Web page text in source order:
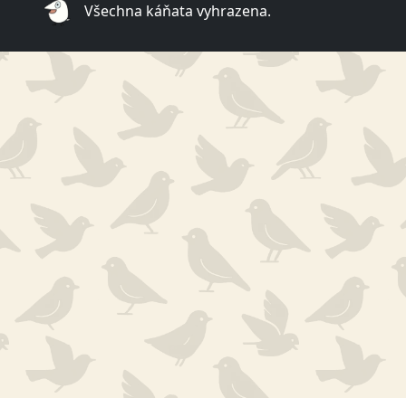
Všechna káňata vyhrazena.